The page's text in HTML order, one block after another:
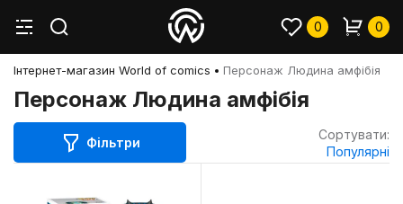
0 0
Інтернет-магазин World of comics Персонаж Людина амфібія
Персонаж Людина амфібія
Фільтри
Сортувати:
Популярні